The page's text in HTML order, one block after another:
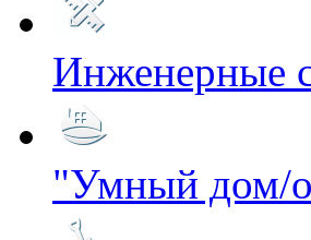
Инженерные
"Умный дом/